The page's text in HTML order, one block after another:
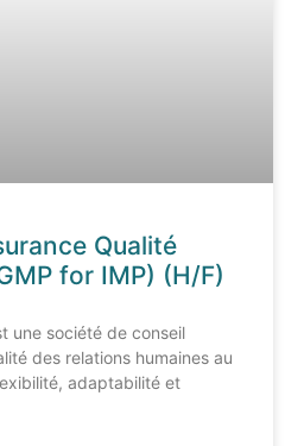
Qualité
for IMP) (H/F)
une société de conseil
des relations humaines au
adaptabilité et